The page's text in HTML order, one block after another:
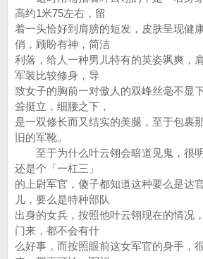
高约1米75左右，留
着一头恰好到肩膀的短发，皮肤呈现健
俏，顾盼有神，简洁
利落，给人一种男儿特有的英姿飒爽，
军装比较修身，导
致女子的胸前一对傲人的双峰丝毫不显
耸挺立，细腰之下，
是一双修长而又结实的美腿，至于包裹
旧的军靴。
至于为什么叶云翎会暗道见鬼，很明
还是个「一杠三」
的上尉军官，傻子都知道这种要么是达
儿，要么是特种部队
出身的女兵，按照他叶云翎现在的情况
门来，都不会有什
么好事，而按照眼前这女军官的身手，